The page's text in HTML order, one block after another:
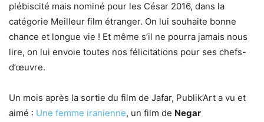
plébiscité mais nominé pour les César 2016, dans la
catégorie Meilleur film étranger. On lui souhaite bonne
chance et longue vie ! Et même s’il ne pourra jamais nous
lire, on lui envoie toutes nos félicitations pour ses chefs-
d’œuvre.
Un mois après la sortie du film de Jafar, Publik’Art a vu et
aimé : Une femme iranienne, un film de Negar